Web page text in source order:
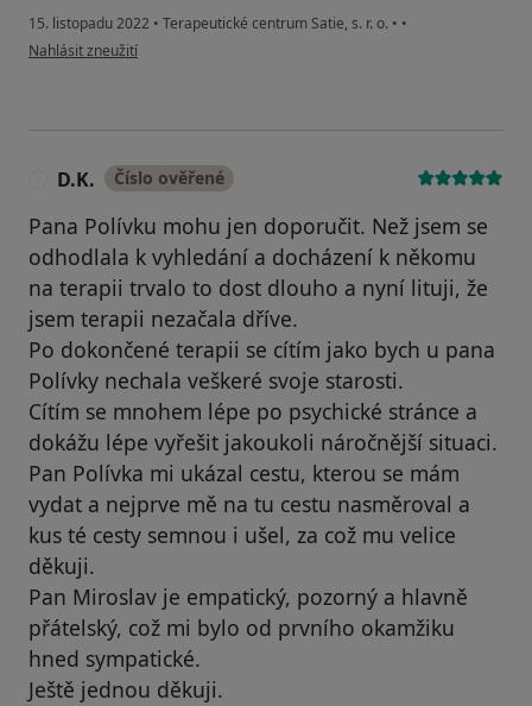
15. listopadu 2022 • Terapeutické centrum Satie, s. r. o. • •
podle názoru uživatele Pacient
Nahlásit zneužití
D.K. Číslo ověřené
Pana Polívku mohu jen doporučit. Než jsem se
odhodlala k vyhledání a docházení k někomu
na terapii trvalo to dost dlouho a nyní lituji, že
jsem terapii nezačala dříve.
Po dokončené terapii se cítím jako bych u pana
Polívky nechala veškeré svoje starosti.
Cítím se mnohem lépe po psychické stránce a
dokážu lépe vyřešit jakoukoli náročnější situaci.
Pan Polívka mi ukázal cestu, kterou se mám
vydat a nejprve mě na tu cestu nasměroval a
kus té cesty semnou i ušel, za což mu velice
děkuji.
Pan Miroslav je empatický, pozorný a hlavně
přátelský, což mi bylo od prvního okamžiku
hned sympatické.
Ještě jednou děkuji.